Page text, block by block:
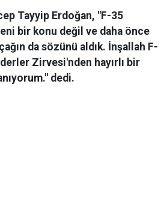
Tayyip Erdoğan, "F-35
bir konu değil ve daha önce
da sözünü aldık. İnşallah F-
Zirvesi'nden hayırlı bir
dedi.